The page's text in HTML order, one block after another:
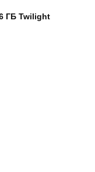
ГБ Twilight